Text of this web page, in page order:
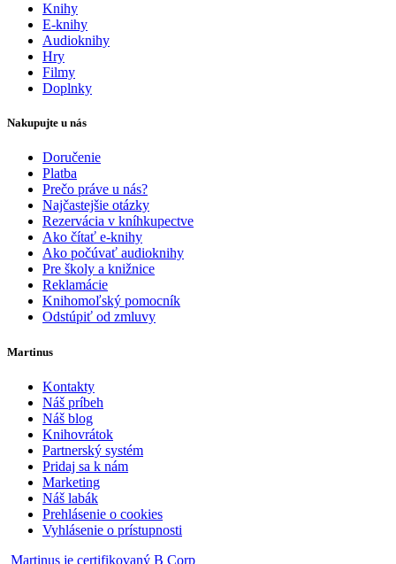
Knihy
E-knihy
Audioknihy
Hry
Filmy
Doplnky
Nakupujte u nás
Doručenie
Platba
Prečo práve u nás?
Najčastejšie otázky
Rezervácia v kníhkupectve
Ako čítať e-knihy
Ako počúvať audioknihy
Pre školy a knižnice
Reklamácie
Knihomoľský pomocník
Odstúpiť od zmluvy
Martinus
Kontakty
Náš príbeh
Náš blog
Knihovrátok
Partnerský systém
Pridaj sa k nám
Marketing
Náš labák
Prehlásenie o cookies
Vyhlásenie o prístupnosti
Martinus je certifikovaný B Corp